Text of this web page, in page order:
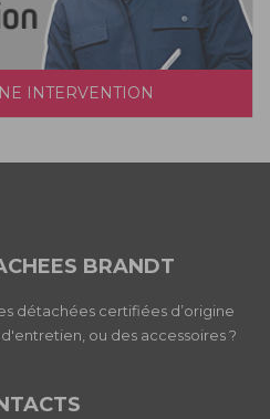
INTERVENTION
BRANDT
détachées certifiées d’origine
ou des accessoires ?